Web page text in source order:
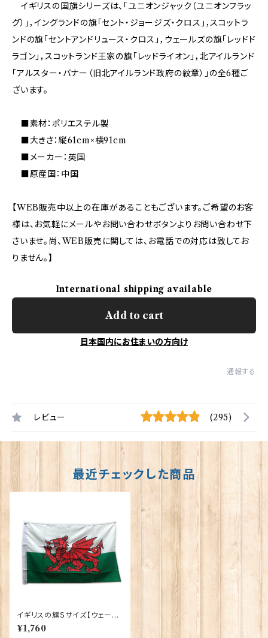
イギリスの国旗シリーズは、「ユニオンジャック（ユニオンフラッ
グ）」，イングランドの旗「セント・ジョージズ・クロス」，スコットラ
ンドの旗「セントアンドリュース・クロス」，ウェールズの旗「レッドド
ラゴン」，スコットランド王家の旗「レッドライオン」，北アイルランド
「アルスター・バナー（旧北アイルランド政府の紋章）」の全6種ご
ざいます。
■素材：ポリエステル製
■大きさ：縦61cm×横91cm
■メーカー：英国
■原産国：中国
【WEB販売中以上の在庫があることもございます。ご希望のお客
様は、お気軽にメールやお問い合わせボタンよりお問い合わせ下
さいませ。尚、WEB販売に関しては、お電話での対応は致してお
りません。】
International shipping available
Add to cart
日本国内にお住まいの方向け
通報する
レビュー (295)
最近チェックした商品
イギリスの旗Ｓサイズ【ウェール
ズ】Worldwide Flags 90008
-D
¥1,760